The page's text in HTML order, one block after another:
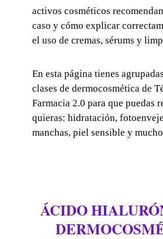
activos cosméticos
caso y cómo explicar
el uso de cremas, sérums y
En esta página tienes
clases de dermocosmética de
Farmacia 2.0 para que puedas
quieras: hidratación,
manchas, piel sensible y
ÁCIDO